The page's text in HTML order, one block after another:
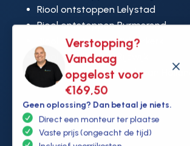
Verstopping?
Vandaag
opgelost voor
€169,50
M
Geen oplossing? Dan betaal je niets.
Direct een monteur ter plaatse
Vaste prijs (ongeacht de tijd)
Riool ontstoppen Lelystad
Riool ontstoppen Purmerend
Riool ontstoppen Ridderkerk
Riool ontstoppen Rijswijk
Riool ontstoppen Hoek van Holland